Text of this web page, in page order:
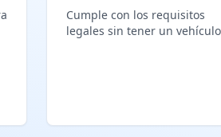
Cumple con los requisitos
legales sin tener un vehículo